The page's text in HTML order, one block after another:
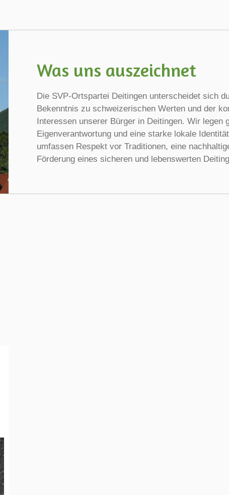
Was uns auszeichnet
Die SVP-Ortspartei Deitingen unterscheidet sich
Bekenntnis zu schweizerischen Werten und der
Interessen unserer Bürger in Deitingen. Wir legen
Eigenverantwortung und eine starke lokale
umfassen Respekt vor Traditionen, eine
Förderung eines sicheren und lebenswerten